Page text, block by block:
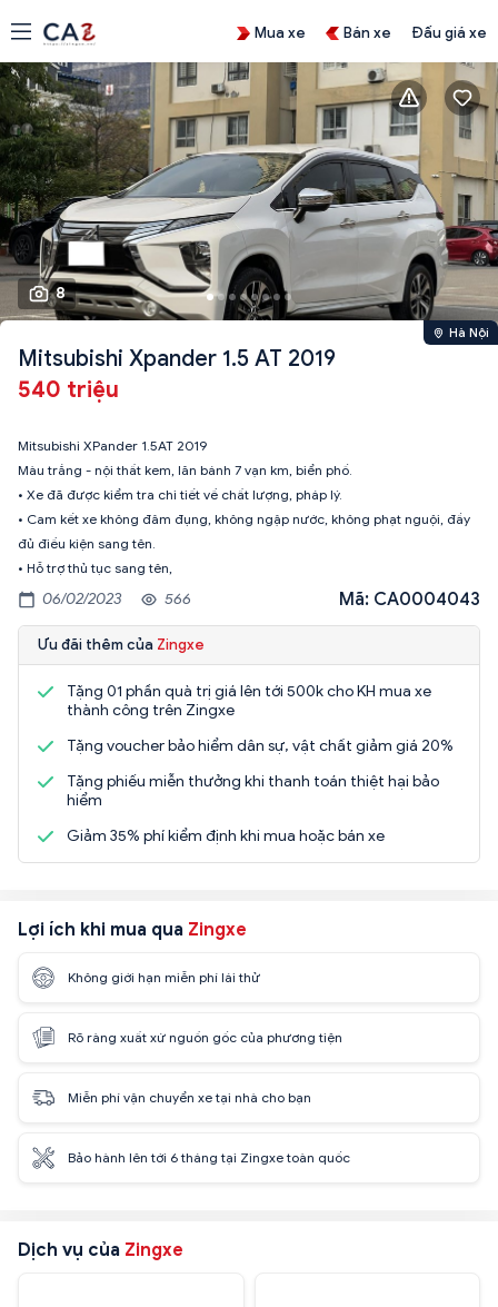
Mua xe Bán xe Đấu giá xe
8
Hà Nội
Mitsubishi Xpander 1.5 AT 2019
540 triệu
Mitsubishi XPander 1.5AT 2019
Màu trắng - nội thất kem, lăn bánh 7 vạn km, biển phố.
• Xe đã được kiểm tra chi tiết về chất lượng, pháp lý.
• Cam kết xe không đâm đụng, không ngập nước, không phạt nguội, đầy
đủ điều kiện sang tên.
• Hỗ trợ thủ tục sang tên,
06/02/2023 566 Mã: CA0004043
Ưu đãi thêm của Zingxe
Tặng 01 phần quà trị giá lên tới 500k cho KH mua xe
thành công trên Zingxe
Tặng voucher bảo hiểm dân sự, vật chất giảm giá 20%
Tặng phiếu miễn thưởng khi thanh toán thiệt hại bảo
hiểm
Giảm 35% phí kiểm định khi mua hoặc bán xe
Lợi ích khi mua qua Zingxe
Không giới hạn miễn phí lái thử
Rõ ràng xuất xứ nguồn gốc của phương tiện
Miễn phí vận chuyển xe tại nhà cho bạn
Bảo hành lên tới 6 tháng tại Zingxe toàn quốc
Dịch vụ của Zingxe